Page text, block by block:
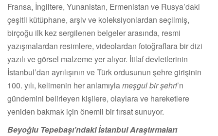
Fransa, İngiltere, Yunanistan, Ermenistan ve Rusya’daki
çeşitli kütüphane, arşiv ve koleksiyonlardan seçilmiş,
birçoğu ilk kez sergilenen belgeler arasında, resmi
yazışmalardan resimlere, videolardan fotoğraflara bir dizi
yazılı ve görsel malzeme yer alıyor. İtilaf devletlerinin
İstanbul’dan ayrılışının ve Türk ordusunun şehre girişinin
100. yılı, kelimenin her anlamıylameşgul bir şehri’n
gündemini belirleyen kişilere, olaylara ve hareketlere
yeniden bakmak için önemli bir fırsat sunuyor.
Beyoğlu Tepebaşı’ndaki İstanbul Araştırmaları